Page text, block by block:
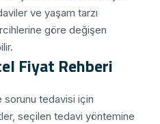
ve yaşam tarzı
göre değişen
Fiyat Rehberi
sorunu tedavisi için
seçilen tedavi yöntemine